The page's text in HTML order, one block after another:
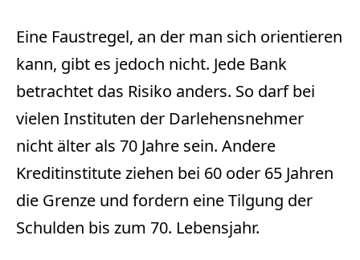
Eine Faustregel, an der man sich orientieren
kann, gibt es jedoch nicht. Jede Bank
betrachtet das Risiko anders. So darf bei
vielen Instituten der Darlehensnehmer
nicht älter als 70 Jahre sein. Andere
Kreditinstitute ziehen bei 60 oder 65 Jahren
die Grenze und fordern eine Tilgung der
Schulden bis zum 70. Lebensjahr.